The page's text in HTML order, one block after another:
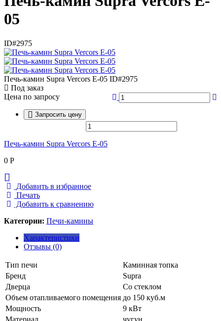
05
ID#2975
Печь-камин Supra Vercors E-05 ID#2975
Под заказ
Цена по запросу
Запросить цену
Печь-камин Supra Vercors E-05
0 Р
Добавить в избранное
Печать
Добавить к сравнению
Категории: Печи-камины
Характеристики
Отзывы (0)
Тип печи
Каминная топка
Бренд
Supra
Дверца
Со стеклом
Объем отапливаемого помещения до 150 куб.м
Мощность
9 кВт
Материал
чугун